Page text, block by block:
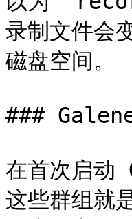
录制文件会
磁盘空间。
###
在首次启动
这些群组就